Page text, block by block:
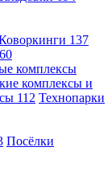
137
комплексы
комплексы и
112 Технопарки
Посёлки